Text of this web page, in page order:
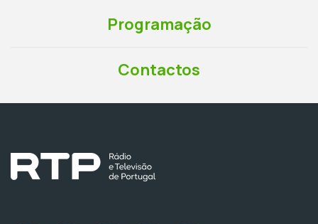
Programação
Contactos